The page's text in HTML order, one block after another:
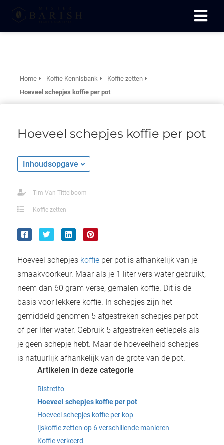
Home Koffie Kennisbank
Koffie zetten
Hoeveel schepjes koffie per pot
Hoeveel schepjes koffie per pot
Inhoudsopgave
Tim Van Tittelboom
Koffie zetten
Hoeveel schepjes koffie per pot is afhankelijk van je
smaakvoorkeur. Maar als je 1 liter vers water gebruikt,
neem dan 60 gram verse, gemalen koffie. Dit is de
basis voor lekkere koffie. In schepjes zijn het
gemiddeld genomen 5 afgestreken schepjes per pot
of per liter water. Gebruik 5 afgestreken eetlepels als
je geen schepje hebt. Maar de hoeveelheid schepjes
is natuurlijk afhankelijk van de grote van de pot.
Artikelen in deze categorie
Ristretto
Hoeveel schepjes koffie per pot
Hoeveel schepjes koffie per kop
Ijskoffie zetten op 6 verschillende manieren
Koffie verkeerd
om
te
gebruikt
kan de
worden
om
te
over